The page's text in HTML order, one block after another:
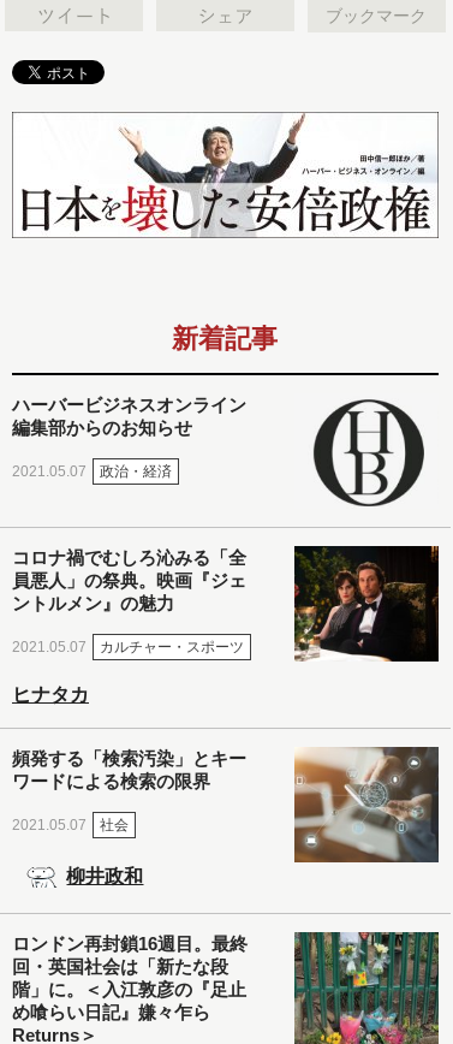
ブックマーク
新着記事
ハーバービジネスオンライン
編集部からのお知らせ
2021.05.07 政治・経済
コロナ禍でむしろ沁みる「全
員悪人」の祭典。映画『ジェ
ントルメン』の魅力
2021.05.07 カルチャー・スポーツ
ヒナタカ
頻発する「検索汚染」とキー
ワードによる検索の限界
2021.05.07 社会
柳井政和
ロンドン再封鎖16週目。最終
回・英国社会は「新たな段
階」に。＜入江敦彦の『足止
め喰らい日記』嫌々乍ら
Returns＞